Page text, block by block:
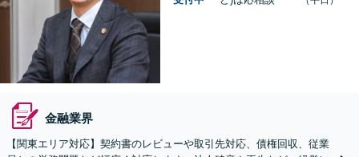
金融業界
【関東エリア対応】契約書のレビューや取引先対応、債権回収、従業